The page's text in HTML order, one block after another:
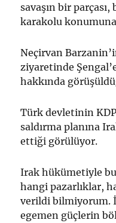
savaşın bir
karakolu
Neçirvan
ziyaretinde
hakkında
Türk devletinin
saldırma planına
ettiği görülüyor.
Irak hükümetiyle
hangi pazarlıklar,
verildi bilmiyorum.
egemen güçlerin